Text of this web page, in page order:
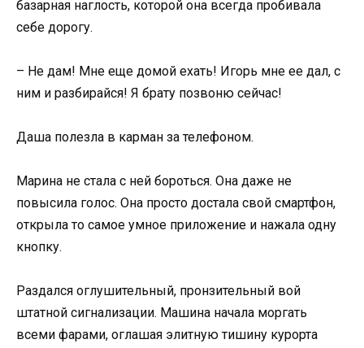
базарная наглость, которой она всегда пробивала
себе дорогу.
– Не дам! Мне еще домой ехать! Игорь мне ее дал, с
ним и разбирайся! Я брату позвоню сейчас!
Даша полезла в карман за телефоном.
Марина не стала с ней бороться. Она даже не
повысила голос. Она просто достала свой смартфон,
открыла то самое умное приложение и нажала одну
кнопку.
Раздался оглушительный, пронзительный вой
штатной сигнализации. Машина начала моргать
всеми фарами, оглашая элитную тишину курорта